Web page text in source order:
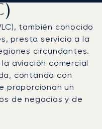
también conocido
presta servicio a la
circundantes.
aviación comercial
contando con
proporcionan un
de negocios y de